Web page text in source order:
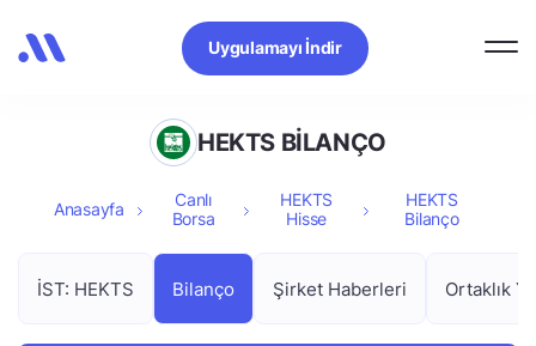
Uygulamayı İndir
HEKTS BİLANÇO
Anasayfa
Canlı
Borsa
HEKTS
Hisse
HEKTS
Bilanço
İST: HEKTS Bilanço Şirket Haberleri Ortaklık